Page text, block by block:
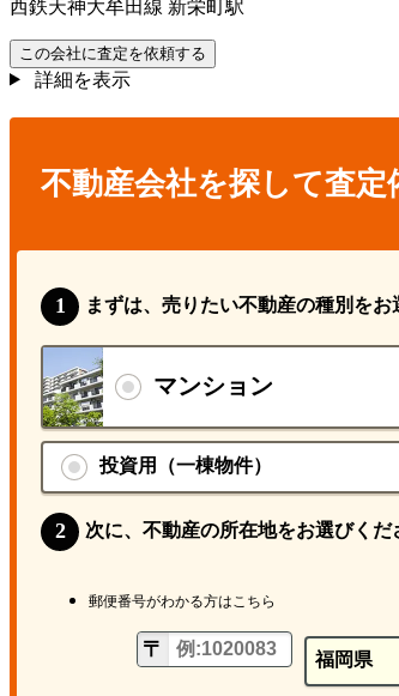
西鉄天神大牟田線 新栄町駅
この会社に査定を依頼する
詳細を表示
不動産会社を探して査定
まずは、売りたい不動産の種別をお
マンション
投資用（一棟物件）
次に、不動産の所在地をお選びくだ
郵便番号がわかる方はこちら